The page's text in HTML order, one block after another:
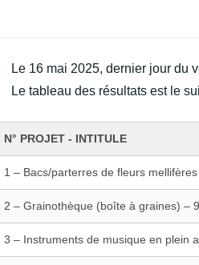
Le 16 mai 2025, dernier jour du
Le tableau des résultats est le
N° PROJET - INTITULE
1 – Bacs/parterres de fleurs
2 – Grainothèque (boîte à graines) –
3 – Instruments de musique en plein